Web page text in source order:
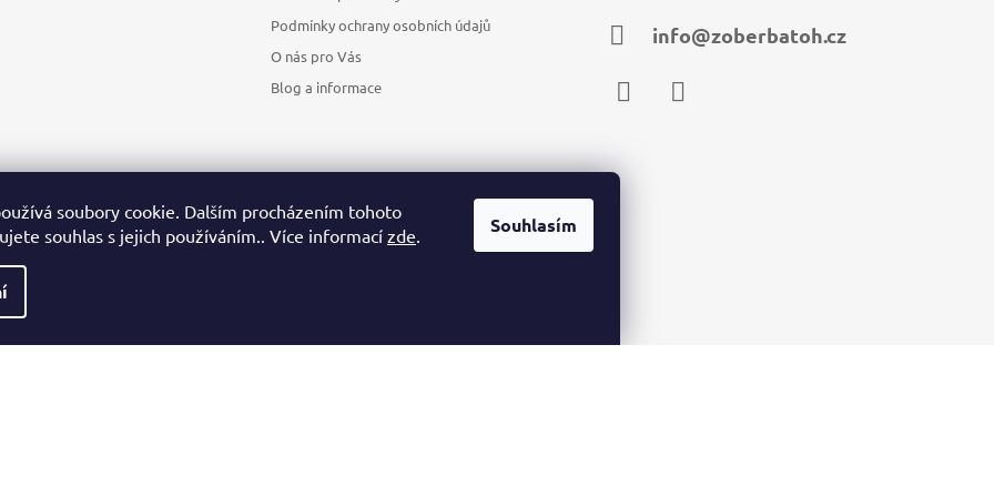
soubory cookie. Dalším procházením tohoto
souhlas s jejich používáním.. Více informací zde. Souhlasím
Sledovat na Instagramu
Podmínky ochrany osobních údajů
O nás pro Vás
Blog a informace
info@zoberbatoh.cz